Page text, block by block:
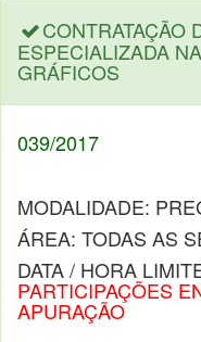
CONTRATAÇÃO
ESPECIALIZADA
GRÁFICOS
039/2017
MODALIDADE:
ÁREA: TODAS AS
DATA / HORA
PARTICIPAÇÕES
APURAÇÃO